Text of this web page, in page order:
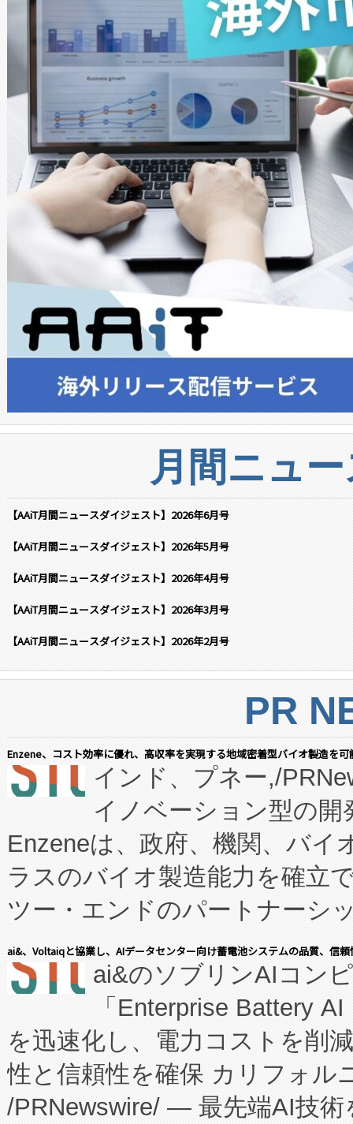
月間ニュ
【AAiT月間ニュースダイジェスト】2026年6月号
【AAiT月間ニュースダイジェスト】2026年5月号
【AAiT月間ニュースダイジェスト】2026年4月号
【AAiT月間ニュースダイジェスト】2026年3月号
【AAiT月間ニュースダイジェスト】2026年2月号
PR
Enzene、コスト効率に優れ、高収率を実現する地域密着型バイオ製造を
インド、プネー,/
イノベーション型の
Enzeneは、政府、機関、バイ
ラスのバイオ製造能力を確立
ツー・エンドのパートナーシ
表しました。 同社の実績ある
manufacturing™ (FCCM™) プ
たNeXは、バイオ医薬品製造
従来のフェッドバッチ施設の
に、患者やサプライチェーン
キー方式で拡張性が高く、持
ai&、Voltaiqと協業し、AIデータセンター向け蓄電池システムの品質、信
ai&のソブリンAIコン
「Enterprise Battery
を迅速化し、電力コストを削
性と信頼性を確保 カリフォル
/PRNewswire/ — 最先端AI技術